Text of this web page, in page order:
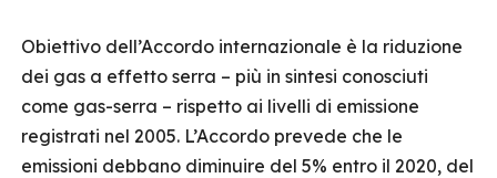
Obiettivo dell’Accordo internazionale è la riduzione
dei gas a effetto serra – più in sintesi conosciuti
come gas-serra – rispetto ai livelli di emissione
registrati nel 2005. L’Accordo prevede che le
emissioni debbano diminuire del 5% entro il 2020, del